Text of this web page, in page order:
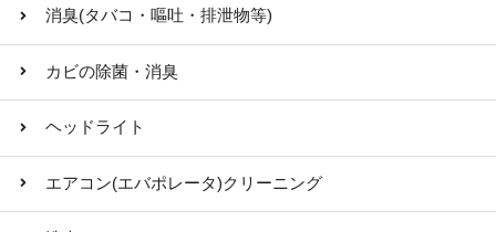
消臭(タバコ・嘔吐・排泄物等)
カビの除菌・消臭
ヘッドライト
エアコン(エバポレータ)クリーニング